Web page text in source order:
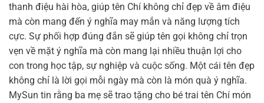
thanh điệu hài hòa, giúp tên Chí không chỉ đẹp về âm điệu
mà còn mang đến ý nghĩa may mắn và năng lượng tích
cực. Sự phối hợp đúng đắn sẽ giúp tên gọi không chỉ trọn
vẹn về mặt ý nghĩa mà còn mang lại nhiều thuận lợi cho
con trong học tập, sự nghiệp và cuộc sống. Một cái tên đẹp
không chỉ là lời gọi mỗi ngày mà còn là món quà ý nghĩa.
MySun tin rằng ba mẹ sẽ trao tặng cho bé trai tên Chí món